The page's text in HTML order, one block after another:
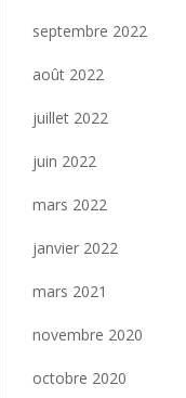
septembre 2022
août 2022
juillet 2022
juin 2022
mars 2022
janvier 2022
mars 2021
novembre 2020
octobre 2020